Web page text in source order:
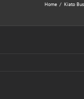
Home / Kiato